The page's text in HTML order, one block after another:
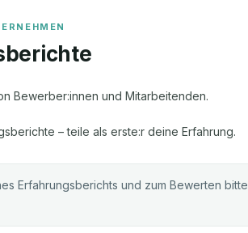
Bewerber:innen und Mitarbeitenden.
– teile als erste:r deine Erfahrung.
Erfahrungsberichts und zum Bewerten bitte